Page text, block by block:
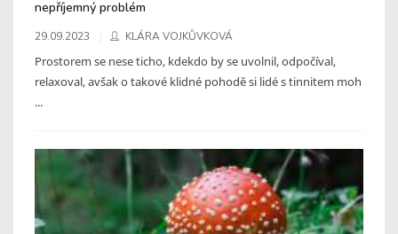
nepříjemný problém
29.09.2023 KLÁRA VOJKŮVKOVÁ
Prostorem se nese ticho, kdekdo by se uvolnil, odpočíval,
relaxoval, avšak o takové klidné pohodě si lidé s tinnitem moh
...